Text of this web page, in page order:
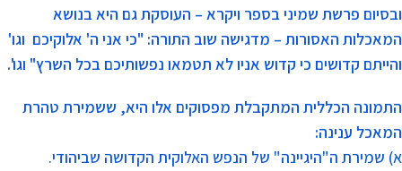
ובסיום פרשת שמיני בספר ויקרא – העוסקת גם היא בנושא
המאכלות האסורות – מדגישה שוב התורה: "כי אני ה' אלוקיכם וגו'
והייתם קדושים כי קדוש אניו לא תטמאו נפשותיכם בכל השרץ" וגו'.
התמונה הכללית המתקבלת מפסוקים אלו היא, ששמירת טהרת
המאכל ענינה:
א) שמירת ה"היגיינה" של הנפש האלוקית הקדושה שביהודי.